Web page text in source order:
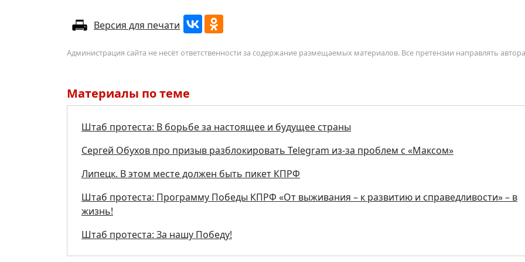
Версия для печати
Администрация сайта не несёт ответственности за содержание размещаемых материалов. Все претензии направлять
Материалы по теме
Штаб протеста: В борьбе за настоящее и будущее страны
Сергей Обухов про призыв разблокировать Telegram из-за проблем с «Максом»
Липецк. В этом месте должен быть пикет КПРФ
Штаб протеста: Программу Победы КПРФ «От выживания – к развитию и справедливости» – в
жизнь!
Штаб протеста: За нашу Победу!